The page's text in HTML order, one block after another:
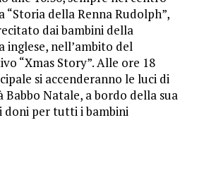
“Storia della Renna Rudolph”,
dai bambini della
inglese, nell’ambito del
“Xmas Story”. Alle ore 18
si accenderanno le luci di
Natale, a bordo della sua
doni per tutti i bambini